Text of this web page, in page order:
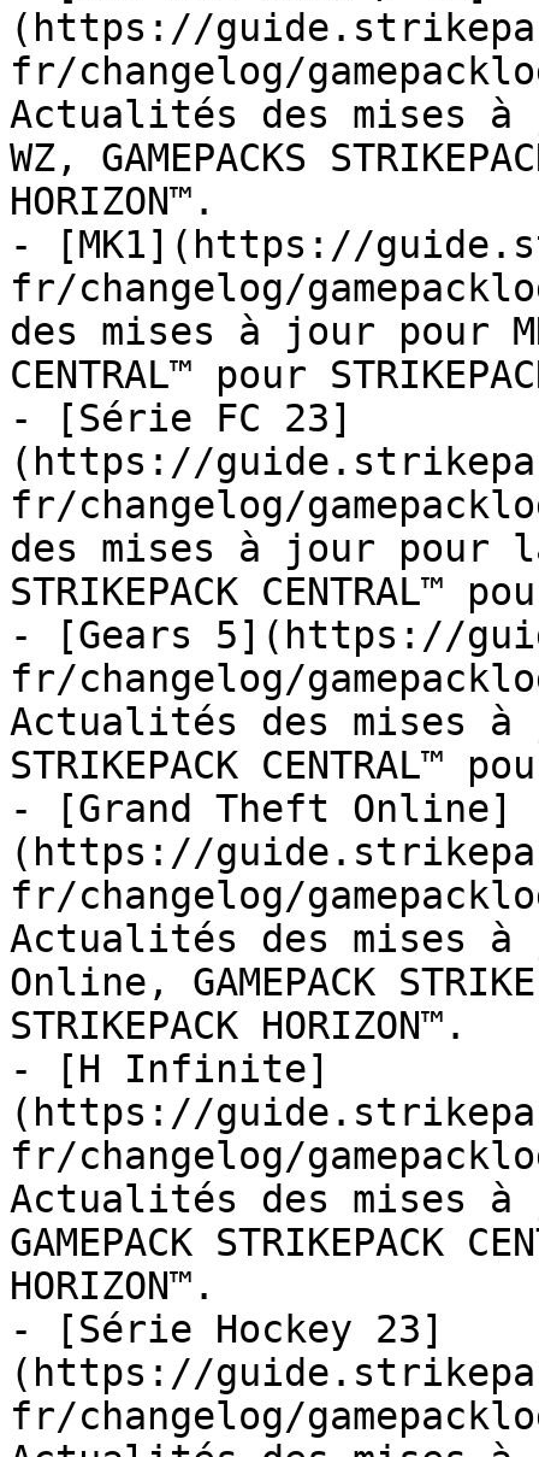
(https://
fr/changelog/
Actualités des mises à
WZ, GAMEPACKS
HORIZON™.
- [MK1](https://
fr/changelog/
des mises à jour pour
CENTRAL™ pour
- [Série FC 23]
(https://
fr/changelog/
des mises à jour pour la
STRIKEPACK CENTRAL™
- [Gears 5](https://
fr/changelog/
Actualités des mises à
STRIKEPACK CENTRAL™
- [Grand Theft Online]
(https://
fr/changelog/
Actualités des mises à
Online, GAMEPACK
STRIKEPACK HORIZON™.
- [H Infinite]
(https://
fr/changelog/
Actualités des mises
GAMEPACK STRIKEPACK
HORIZON™.
- [Série Hockey 23]
(https://
fr/changelog/